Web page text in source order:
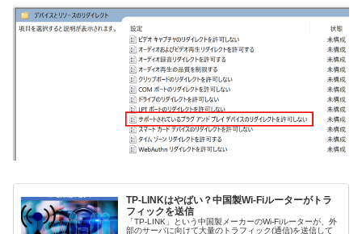
TP-LINKはやばい？中国製Wi-Fiルーターがトラ
フィックを送信
「TP-LINK」という中国製メーカーのWi-Fiルーターが、外
部のサーバに向けて大量のトラフィック(通信)を送信して